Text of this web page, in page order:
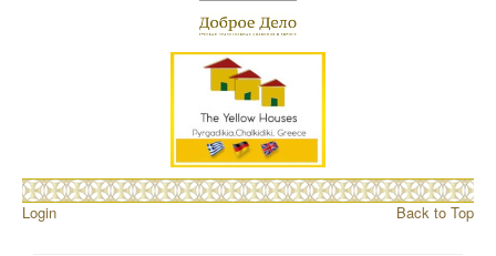
Login Back to Top